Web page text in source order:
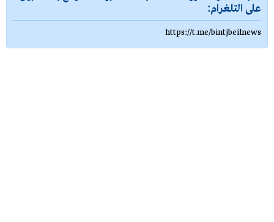
على التلغرام:
https://t.me/bintjbeilnews